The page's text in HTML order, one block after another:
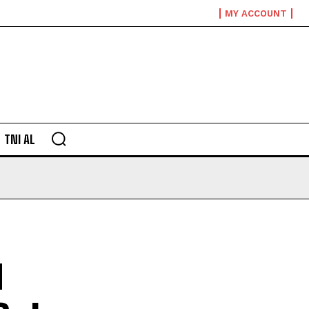
MY ACCOUNT
TNI AL